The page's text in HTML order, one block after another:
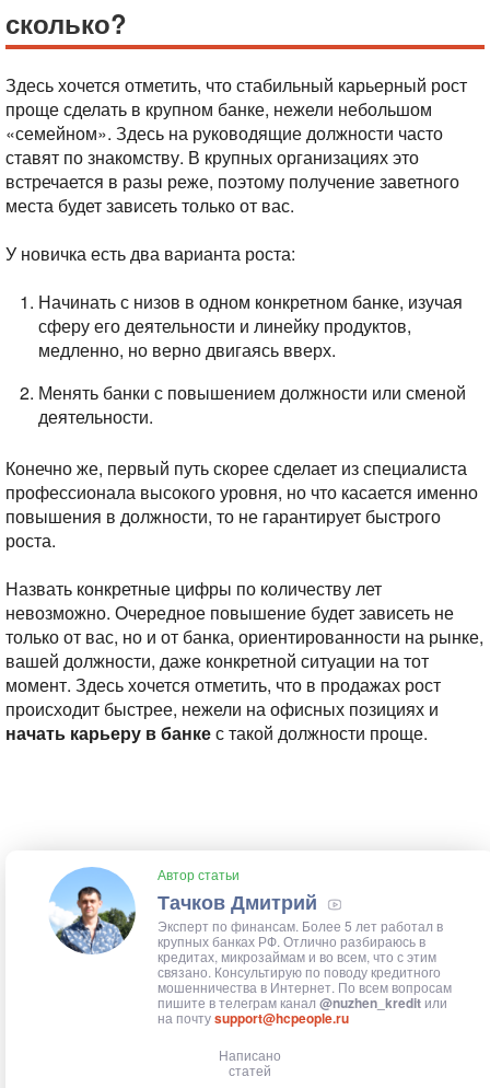
сколько?
Здесь хочется отметить, что стабильный карьерный рост
проще сделать в крупном банке, нежели небольшом
«семейном». Здесь на руководящие должности часто
ставят по знакомству. В крупных организациях это
встречается в разы реже, поэтому получение заветного
места будет зависеть только от вас.
У новичка есть два варианта роста:
Начинать с низов в одном конкретном банке, изучая
сферу его деятельности и линейку продуктов,
медленно, но верно двигаясь вверх.
Менять банки с повышением должности или сменой
деятельности.
Конечно же, первый путь скорее сделает из специалиста
профессионала высокого уровня, но что касается именно
повышения в должности, то не гарантирует быстрого
роста.
Назвать конкретные цифры по количеству лет
невозможно. Очередное повышение будет зависеть не
только от вас, но и от банка, ориентированности на рынке,
вашей должности, даже конкретной ситуации на тот
момент. Здесь хочется отметить, что в продажах рост
происходит быстрее, нежели на офисных позициях и
начать карьеру в банкес такой должности проще.
Автор статьи
Тачков Дмитрий
Эксперт по финансам. Более 5 лет работал в
крупных банках РФ. Отлично разбираюсь в
кредитах, микрозаймам и во всем, что с этим
связано. Консультирую по поводу кредитного
мошенничества в Интернет. По всем вопросам
пишите в телеграм канал @nuzhen_kredit или
на почтуsupport@hcpeople.ru
Написано
статей